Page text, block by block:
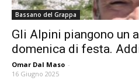
Bassano del Grappa
Gli Alpini piangono un
domenica di festa.
Omar Dal Maso -
16 Giugno 2025